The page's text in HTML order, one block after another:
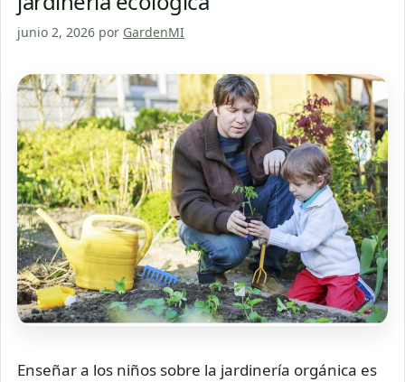
junio 2, 2026 por GardenMI
Enseñar a los niños sobre la jardinería orgánica es